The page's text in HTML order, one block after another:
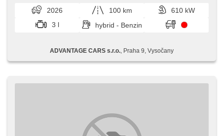
Klappspiegel, El. Vorderscheiben, Zentralverriegelung,
řazení pádly pod volantem, Vorderlichter LED, LED
adaptivní světlomety, Zentralverriegelung mit
Funkfernbedienung, Fahrkamera, parkovací senzory přední,
2026 100 km
610 kW
3 l
hybrid - Benzin
ADVANTAGE CARS s.r.o. , Praha 9, Vysočany